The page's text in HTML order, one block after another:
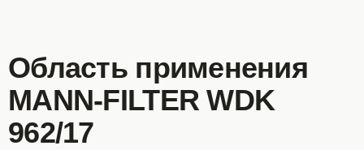
Область применения
MANN-FILTER WDK
962/17